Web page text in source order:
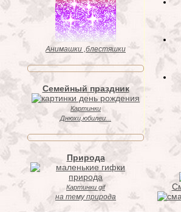
Анимашки ,блестяшки
Семейный праздник
Картинки
Днюхи,юбилеи...
Природа
Картинки gif
на тему природа